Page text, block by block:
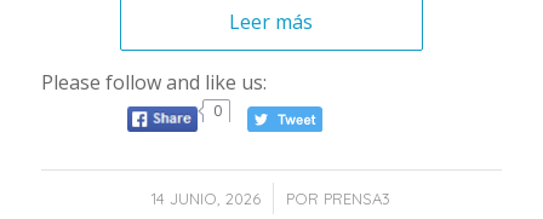
Leer más
Please follow and like us:
0
14 JUNIO, 2026
/ POR PRENSA3